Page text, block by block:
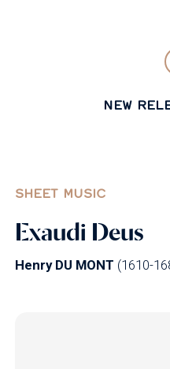
NEW
SHEET MUSIC
Exaudi Deus
Henry DU MONT (1610-